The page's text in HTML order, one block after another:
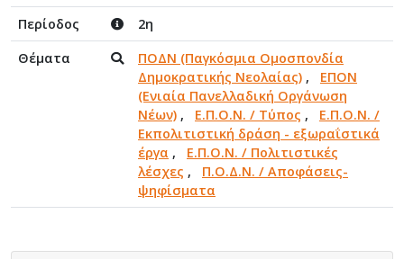
Περίοδος
2η
Θέματα
ΠΟΔΝ (Παγκόσμια Ομοσπονδία
Δημοκρατικής Νεολαίας) , ΕΠΟΝ
(Ενιαία Πανελλαδική Οργάνωση
Νέων) , Ε.Π.Ο.Ν. / Τύπος , Ε.Π.Ο.Ν. /
Εκπολιτιστική δράση - εξωραΐστικά
έργα , Ε.Π.Ο.Ν. / Πολιτιστικές
λέσχες , Π.Ο.Δ.Ν. / Αποφάσεις-
ψηφίσματα